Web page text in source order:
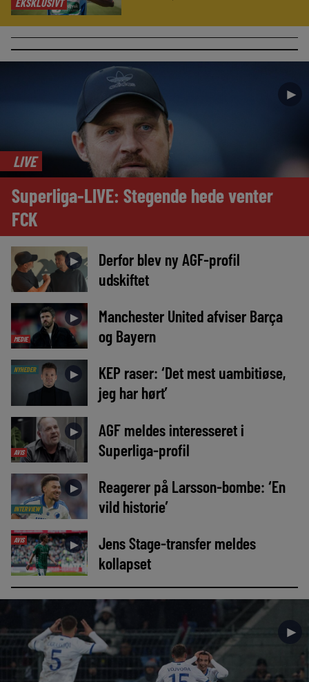
►
LIVE
Superliga-LIVE: Stegende hede venter
FCK
►
Derfor blev ny AGF-profil
udskiftet
MEDIE
►
Manchester United afviser Barça
og Bayern
NYHEDER ►
KEP raser: ‘Det mest uambitiøse,
jeg har hørt’
AVIS
►
AGF meldes interesseret i
Superliga-profil
INTERVIEW
►
Reagerer på Larsson-bombe: ‘En
vild historie’
AVIS ►
Jens Stage-transfer meldes
kollapset
►